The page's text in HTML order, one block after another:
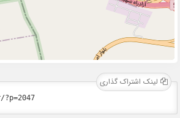
لینک اشتراک گذاری